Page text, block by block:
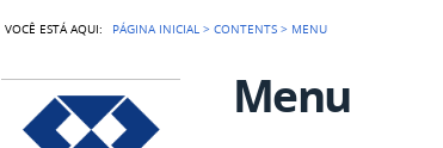
VOCÊ ESTÁ AQUI: PÁGINA INICIAL >CONTENTS > MENU
Menu